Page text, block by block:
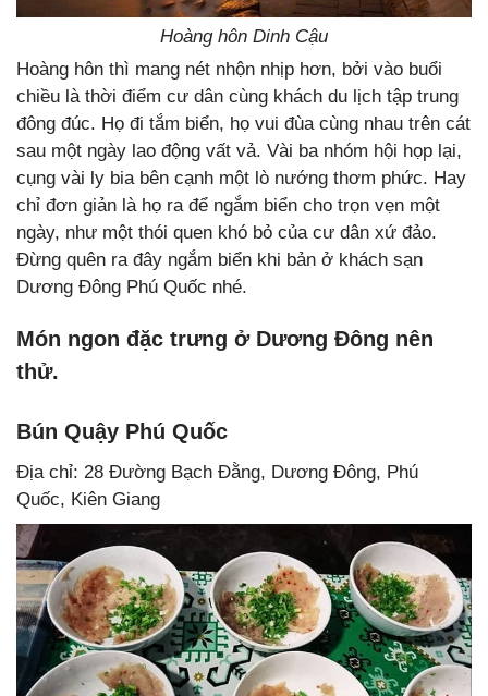
Hoàng hôn Dinh Cậu
Hoàng hôn thì mang nét nhộn nhịp hơn, bởi vào buổi
chiều là thời điểm cư dân cùng khách du lịch tập trung
đông đúc. Họ đi tắm biển, họ vui đùa cùng nhau trên cát
sau một ngày lao động vất vả. Vài ba nhóm hội họp lại,
cụng vài ly bia bên cạnh một lò nướng thơm phức. Hay
chỉ đơn giản là họ ra để ngắm biển cho trọn vẹn một
ngày, như một thói quen khó bỏ của cư dân xứ đảo.
Đừng quên ra đây ngắm biển khi bản ở khách sạn
Dương Đông Phú Quốc nhé.
Món ngon đặc trưng ở Dương Đông nên
thử.
Bún Quậy Phú Quốc
Địa chỉ: 28 Đường Bạch Đằng, Dương Đông, Phú
Quốc, Kiên Giang